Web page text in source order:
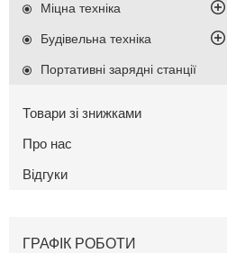
Міцна техніка
Будівельна техніка
Портативні зарядні станції
Товари зі знижками
Про нас
Відгуки
ГРАФІК РОБОТИ